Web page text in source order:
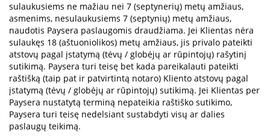
sulaukusiems ne mažiau nei 7 (septynerių) metų amžiaus,
asmenims, nesulaukusiems 7 (septynių) metų amžiaus,
naudotis Paysera paslaugomis draudžiama. Jei Klientas nėra
sulaukęs 18 (aštuoniolikos) metų amžiaus, jis privalo pateikti
atstovų pagal įstatymą (tėvų / globėjų ar rūpintojų) rašytinį
sutikimą. Paysera turi teisę bet kada pareikalauti pateikti
raštišką (taip pat ir patvirtintą notaro) Kliento atstovų pagal
įstatymą (tėvų / globėjų ar rūpintojų) sutikimą. Jei Klientas per
Paysera nustatytą terminą nepateikia raštiško sutikimo,
Paysera turi teisę nedelsiant sustabdyti visų ar dalies
paslaugų teikimą.